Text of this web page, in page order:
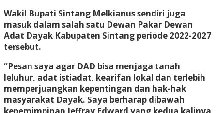
Wakil Bupati Sintang Melkianus sendiri juga
masuk dalam salah satu Dewan Pakar Dewan
Adat Dayak Kabupaten Sintang periode 2022-2027
tersebut.
“Pesan saya agar DAD bisa menjaga tanah
leluhur, adat istiadat, kearifan lokal dan terlebih
memperjuangkan kepentingan dan hak-hak
masyarakat Dayak. Saya berharap dibawah
kepemimpinan Jeffray Edward yang kedua kalinya